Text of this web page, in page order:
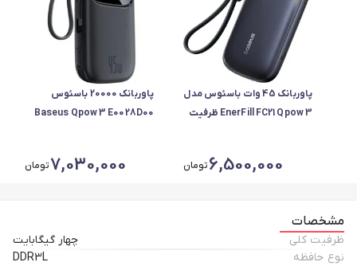
پاوربانک 45 وات باسئوس مدل
EnerFill FC21 Qpow 3 ظرفیت
6,500,000تومان
پاوربانک 20000 باسئوس
Baseus Qpow 3 E0028D00
7,030,000تومان
مشخصات
ظرفیت کلی
چهار گیگابایت
نوع حافظه
DDR3L